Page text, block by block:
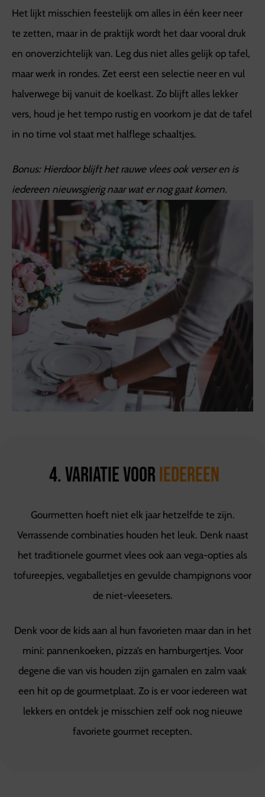
Het lijkt misschien feestelijk om alles in één keer neer
te zetten, maar in de praktijk wordt het daar vooral druk
en onoverzichtelijk van. Leg dus niet alles gelijk op tafel,
maar werk in rondes. Zet eerst een selectie neer en vul
halverwege bij vanuit de koelkast. Zo blijft alles lekker
vers, houd je het tempo rustig en voorkom je dat de tafel
in no time vol staat met halflege schaaltjes.
Bonus: Hierdoor blijft het rauwe vlees ook verser en is
iedereen nieuwsgierig naar wat er nog gaat komen.
4. Variatie vooriedereen
Gourmetten hoeft niet elk jaar hetzelfde te zijn.
Verrassende combinaties houden het leuk. Denk naast
het traditionele gourmet vlees ook aan vega-opties als
tofureepjes, vegaballetjes en gevulde champignons voor
de niet-vleeseters.
Denk voor de kids aan al hun favorieten maar dan in het
mini: pannenkoeken, pizza’s en hamburgertjes. Voor
degene die van vis houden zijn garnalen en zalm vaak
een hit op de gourmetplaat. Zo is er voor iedereen wat
lekkers en ontdek je misschien zelf ook nog nieuwe
favoriete gourmet recepten.